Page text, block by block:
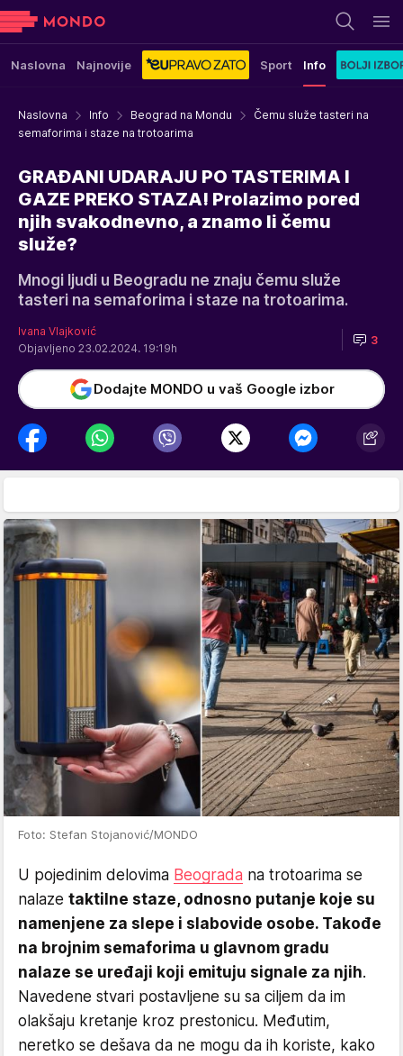
Naslovna Najnovije Sport Info
Naslovna Info Beograd na Mondu
Čemu služe tasteri na
semaforima i staze na trotoarima
GRAĐANI UDARAJU PO TASTERIMA I
GAZE PREKO STAZA! Prolazimo pored
njih svakodnevno, a znamo li čemu
služe?
Mnogi ljudi u Beogradu ne znaju čemu služe
tasteri na semaforima i staze na trotoarima.
Ivana Vlajković
Objavljeno 23.02.2024. 19:19h
3
Dodajte MONDO u vaš Google izbor
Foto: Stefan Stojanović/MONDO
U pojedinim delovima Beograda na trotoarima se
nalaze taktilne staze, odnosno putanje koje su
namenjene za slepe i slabovide osobe. Takođe
na brojnim semaforima u glavnom gradu
nalaze se uređaji koji emituju signale za njih.
Navedene stvari postavljene su sa ciljem da im
olakšaju kretanje kroz prestonicu. Međutim,
neretko se dešava da ne mogu da ih koriste, kako